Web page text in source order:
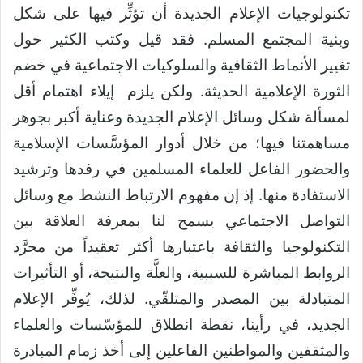
تكنولوجيات الإعلام الجديدة أن تؤثِّر فيها على شكل
وبنية المجتمع المسلم. فقد قيل وكتب الكثير حول
تغيير الأنماط الثقافية والسلوكيات الاجتماعية في خضم
الثورة الإعلامية الحديثة. ولكن يلزم إيلاء اهتمام أقل
لمسألة شكل وسائل الإعلام الجديدة وعناية أكبر بجوهر
مساهمتنا فيها؛ من خلال أدوار المؤسَّسات الإسلامية
والحضور الفاعل للعلماء المسلمين في رفدها وترشيد
الاستفادة منها. إذ إن مفهوم الارتباط النشط مع وسائل
التواصل الاجتماعي يسمح لنا بمعرفة العلاقة بين
التكنولوجيا والثقافة باعتبارها أكثر تعقيداً من مجرَّد
الروابط المباشرة للسببية، والعلَّة والنتيجة، أو التأثيرات
المتبادلة بين المصدر والمتلقّي. لذلك، يُوفِّر الإعلام
الجديد، في رأينا، نقطة انطلاق للمؤسّسات والعلماء
والمثقفين والمواطنين الفاعلين إلى أخذ زمام المبادرة